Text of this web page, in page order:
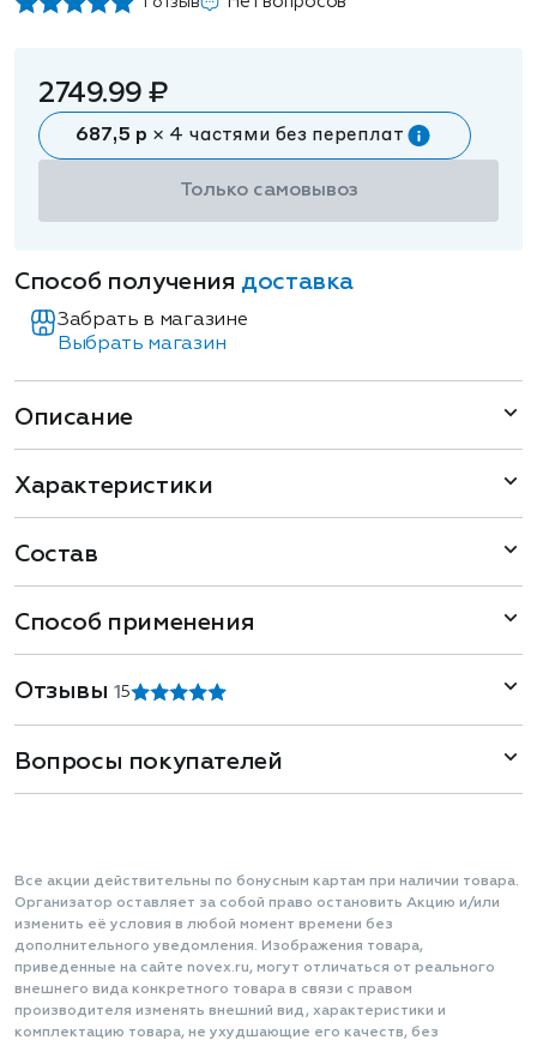
2749.99 ₽
687,5 р × 4 частями без переплат
Только самовывоз
Способ получения доставка
Забрать в магазине
Выбрать магазин
Описание
Характеристики
Состав
Способ применения
Отзывы1 5
Вопросы покупателей
Все акции действительны по бонусным картам при наличии товара.
Организатор оставляет за собой право остановить Акцию и/или
изменить её условия в любой момент времени без
дополнительного уведомления. Изображения товара,
приведенные на сайте novex.ru, могут отличаться от реального
внешнего вида конкретного товара в связи с правом
производителя изменять внешний вид, характеристики и
комплектацию товара, не ухудшающие его качеств, без